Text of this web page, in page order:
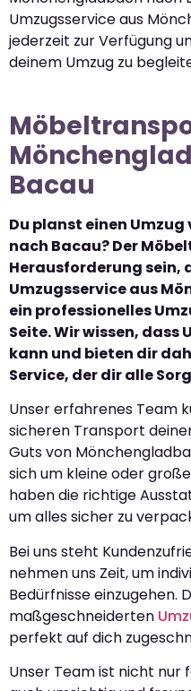
Umzugsservice aus
jederzeit zur Verfügung
deinem Umzug zu
Bacau
Du planst einen
nach Bacau? Der
Herausforderung sein,
Umzugsservice aus
ein professionelles
Seite. Wir wissen, dass
kann und bieten dir
Service, der dir alle
Unser erfahrenes Team
sicheren Transport
Guts von
sich um kleine oder
haben die richtige
um alles sicher zu
Bei uns steht
nehmen uns Zeit, um
Bedürfnisse einzugehen.
maßgeschneiderten
perfekt auf dich
Unser Team ist nicht